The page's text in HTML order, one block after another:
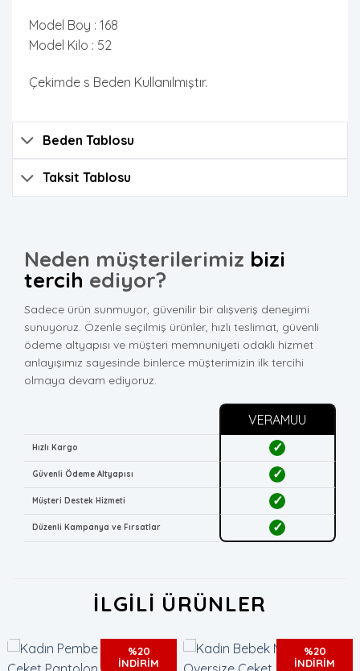
Model Boy : 168
Model Kilo : 52
Çekimde s Beden Kullanılmıştır.
Beden Tablosu
Taksit Tablosu
Neden müşterilerimiz bizi
tercih ediyor?
Sadece ürün sunmuyor, güvenilir bir alışveriş deneyimi
sunuyoruz. Özenle seçilmiş ürünler, hızlı teslimat, güvenli
ödeme altyapısı ve müşteri memnuniyeti odaklı hizmet
anlayışımız sayesinde binlerce müşterimizin ilk tercihi
olmaya devam ediyoruz.
VERAMUU
Hızlı Kargo ✓
Güvenli Ödeme Altyapısı ✓
Müşteri Destek Hizmeti ✓
Düzenli Kampanya ve Fırsatlar ✓
İLGILI ÜRÜNLER
%20
İNDİRİM
%20
İNDİRİM